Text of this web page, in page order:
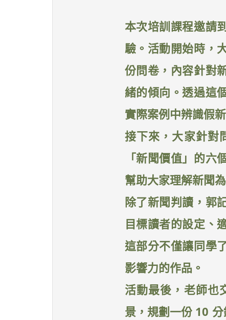
本次培訓課程邀請
驗。活動開始時，
份問卷，內容針對
緒的傾向。透過這
實際案例中辨識假
接下來，大家針對
「新聞價值」的
幫助大家理解新聞
除了新聞判讀，郭
目標讀者的設定、
這部分不僅讓同學
影響力的作品。
活動最後，老師也
景，規劃一份 10